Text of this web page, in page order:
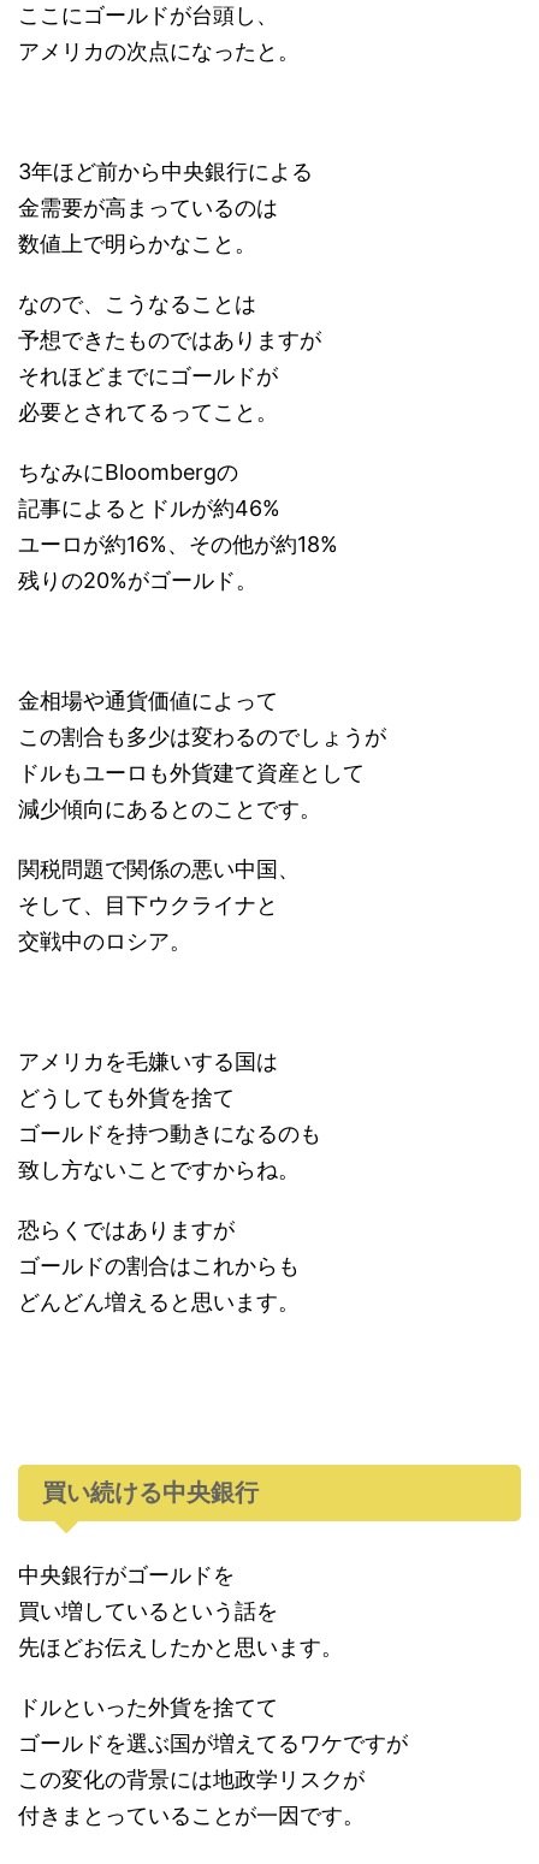
ここにゴールドが台頭し、
アメリカの次点になったと。
3年ほど前から中央銀行による
金需要が高まっているのは
数値上で明らかなこと。
なので、こうなることは
予想できたものではありますが
それほどまでにゴールドが
必要とされてるってこと。
ちなみにBloombergの
記事によるとドルが約46%
ユーロが約16%、その他が約18%
残りの20%がゴールド。
金相場や通貨価値によって
この割合も多少は変わるのでしょうが
ドルもユーロも外貨建て資産として
減少傾向にあるとのことです。
関税問題で関係の悪い中国、
そして、目下ウクライナと
交戦中のロシア。
アメリカを毛嫌いする国は
どうしても外貨を捨て
ゴールドを持つ動きになるのも
致し方ないことですからね。
恐らくではありますが
ゴールドの割合はこれからも
どんどん増えると思います。
買い続ける中央銀行
中央銀行がゴールドを
買い増しているという話を
先ほどお伝えしたかと思います。
ドルといった外貨を捨てて
ゴールドを選ぶ国が増えてるワケですが
この変化の背景には地政学リスクが
付きまとっていることが一因です。